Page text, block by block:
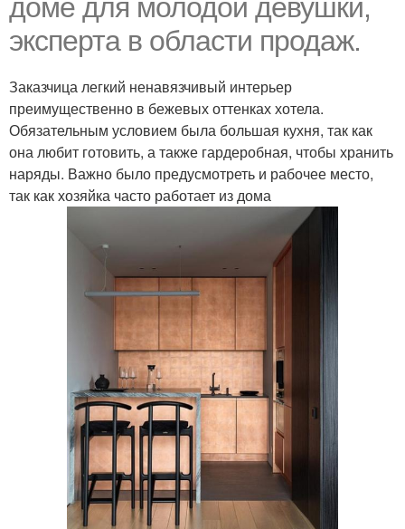
доме для молодой девушки,
эксперта в области продаж.
Заказчица легкий ненавязчивый интерьер
преимущественно в бежевых оттенках хотела.
Обязательным условием была большая кухня, так как
она любит готовить, а также гардеробная, чтобы хранить
наряды. Важно было предусмотреть и рабочее место,
так как хозяйка часто работает из дома